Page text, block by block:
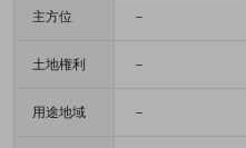
主方位 －
土地権利 －
用途地域 －